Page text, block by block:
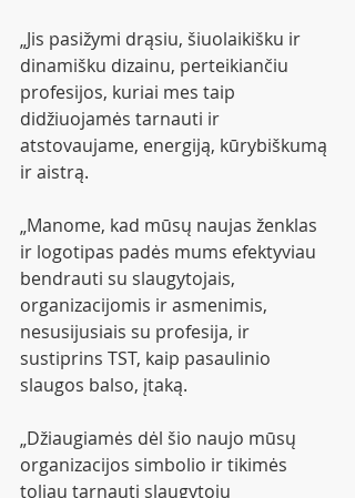
„Jis pasižymi drąsiu, šiuolaikišku ir
dinamišku dizainu, perteikiančiu
profesijos, kuriai mes taip
didžiuojamės tarnauti ir
atstovaujame, energiją, kūrybiškumą
ir aistrą.
„Manome, kad mūsų naujas ženklas
ir logotipas padės mums efektyviau
bendrauti su slaugytojais,
organizacijomis ir asmenimis,
nesusijusiais su profesija, ir
sustiprins TST, kaip pasaulinio
slaugos balso, įtaką.
„Džiaugiamės dėl šio naujo mūsų
organizacijos simbolio ir tikimės
toliau tarnauti slaugytojų